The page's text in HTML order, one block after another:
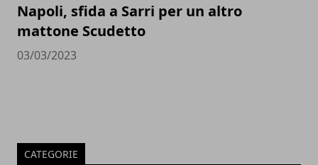
Napoli, sfida a Sarri per un altro
mattone Scudetto
03/03/2023
CATEGORIE